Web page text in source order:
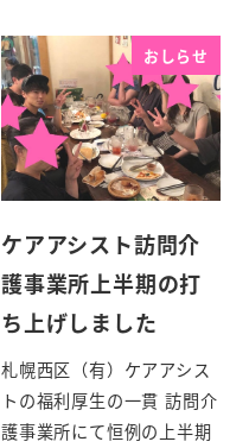
おしらせ
ケアアシスト訪問介
護事業所上半期の打
ち上げしました
札幌西区（有）ケアアシス
トの福利厚生の一貫 訪問介
護事業所にて恒例の上半期